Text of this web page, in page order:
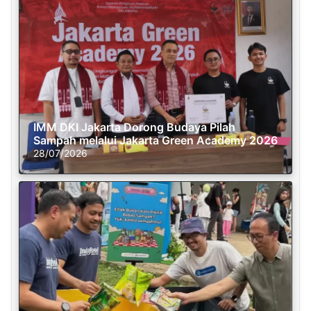
IMM DKI Jakarta Dorong Budaya Pilah
Sampah melalui Jakarta Green Academy 2026
28/07/2026